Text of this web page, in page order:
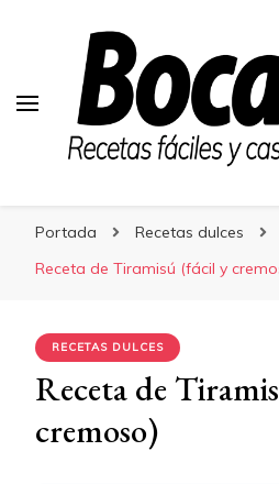
Portada
Recetas dulces
Receta de Tiramisú (fácil y
RECETAS DULCES
Receta de
cremoso)